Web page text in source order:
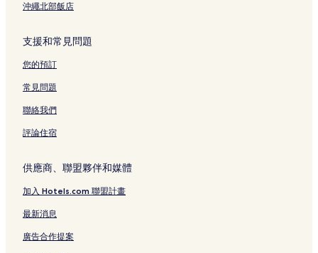
沖繩北部飯店
支援和常見問題
您的預訂
常見問題
聯絡我們
評論住宿
供應商、聯盟夥伴和媒體
加入 Hotels.com 聯盟計畫
最新消息
廣告合作提案